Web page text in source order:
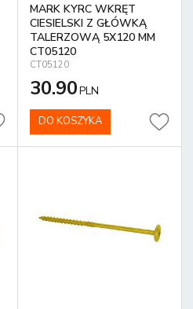
MARK KYRC WKRĘT
CIESIELSKI Z GŁÓWKĄ
TALERZOWĄ 5X120 MM
CT05120
CT05120
30.90PLN
DO KOSZYKA